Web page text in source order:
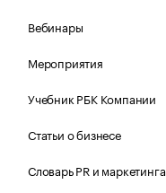
Вебинары
Мероприятия
Учебник РБК Компании
Статьи о бизнесе
Словарь PR и маркетинга